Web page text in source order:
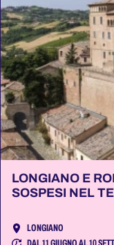
LONGIANO E
SOSPESI NEL
LONGIANO